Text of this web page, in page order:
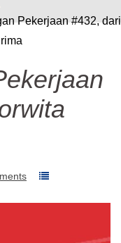
Pekerjaan #432, dari